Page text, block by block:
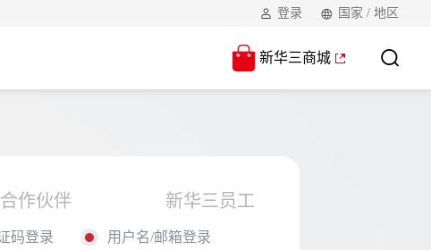
登录 国家 / 地区
新华三商城
合作伙伴 新华三员工
码登录 用户名/邮箱登录